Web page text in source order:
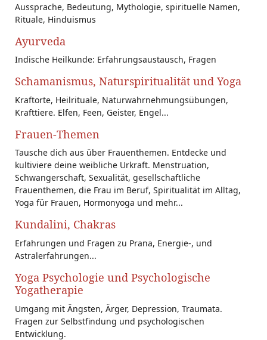
Aussprache, Bedeutung, Mythologie, spirituelle Namen,
Rituale, Hinduismus
Ayurveda
Indische Heilkunde: Erfahrungsaustausch, Fragen
Schamanismus, Naturspiritualität und Yoga
Kraftorte, Heilrituale, Naturwahrnehmungsübungen,
Krafttiere. Elfen, Feen, Geister, Engel...
Frauen-Themen
Tausche dich aus über Frauenthemen. Entdecke und
kultiviere deine weibliche Urkraft. Menstruation,
Schwangerschaft, Sexualität, gesellschaftliche
Frauenthemen, die Frau im Beruf, Spiritualität im Alltag,
Yoga für Frauen, Hormonyoga und mehr...
Kundalini, Chakras
Erfahrungen und Fragen zu Prana, Energie-, und
Astralerfahrungen...
Yoga Psychologie und Psychologische
Yogatherapie
Umgang mit Ängsten, Ärger, Depression, Traumata.
Fragen zur Selbstfindung und psychologischen
Entwicklung.